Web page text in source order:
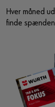
Hver måned
finde